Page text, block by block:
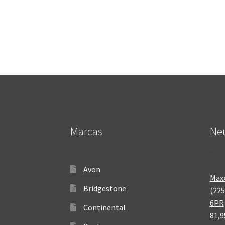
Marcas
Avon
Bridgestone
Continental
6PR